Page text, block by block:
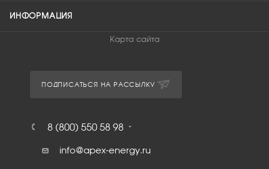
ИНФОРМАЦИЯ
Карта сайта
ПОДПИСАТЬСЯ НА РАССЫЛКУ
8 (800) 550 58 98
info@apex-energy.ru